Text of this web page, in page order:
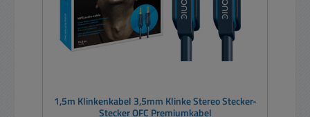
1,5m Klinkenkabel 3,5mm Klinke Stereo Stecker-
Stecker OFC Premiumkabel